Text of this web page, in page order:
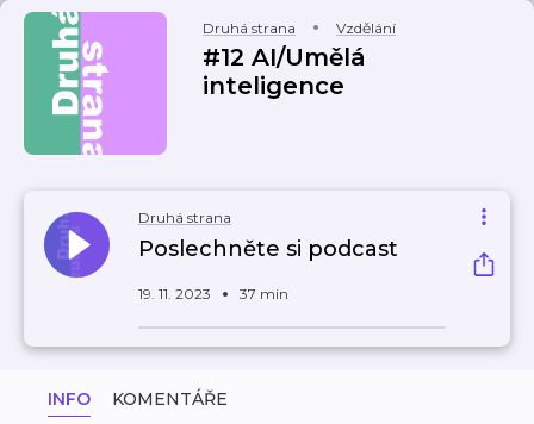
Druhá strana Vzdělání
#12 AI/Umělá
inteligence
Druhá strana
Poslechněte si podcast
19. 11. 2023 37 min
INFO KOMENTÁŘE